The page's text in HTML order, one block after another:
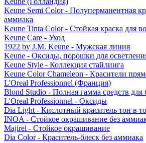
Keune Semi Color - Полуперманентная
аммиака
Keune Tinta Color - Стойкая краска для
Keune Care - Уход
1922 by J.M. Keune - Мужская линия
Keune - Оксиды, порошки для
Keune Style - Коллекция стайлинга
Keune Color Chameleon - Красители
L'Oreal Professionnel (Франция)
Blond Studio - Полная гамма средств для
L'Oreal Professionnel - Оксиды
Dia Light - Кислотный краситель тон в
INOA - Стойкое окрашивание без
Majirel - Стойкое окрашивание
Dia Color - Краситель-блеск без аммиака